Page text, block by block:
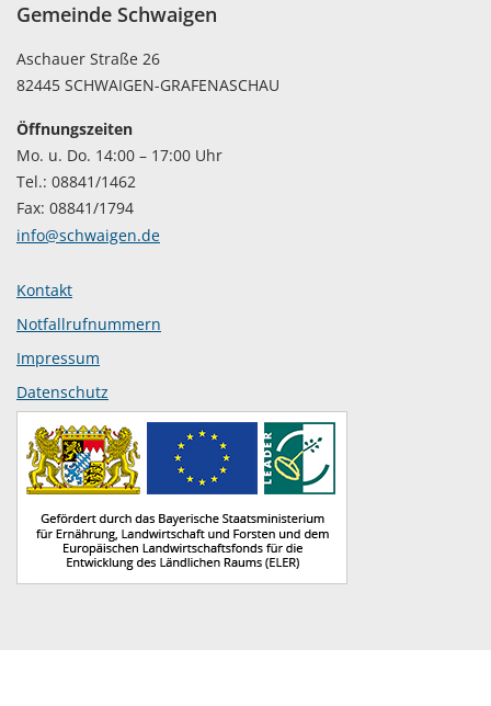
Gemeinde Schwaigen
Aschauer Straße 26
82445 SCHWAIGEN-GRAFENASCHAU
Öffnungszeiten
Mo. u. Do. 14:00 – 17:00 Uhr
Tel.: 08841/1462
Fax: 08841/1794
info@schwaigen.de
Kontakt
Notfallrufnummern
Impressum
Datenschutz